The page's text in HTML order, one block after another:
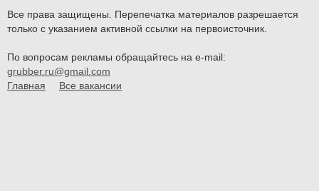
Все права защищены. Перепечатка материалов разрешается
только с указанием активной ссылки на первоисточник.
По вопросам рекламы обращайтесь на e-mail:
grubber.ru@gmail.com
Главная
Все вакансии